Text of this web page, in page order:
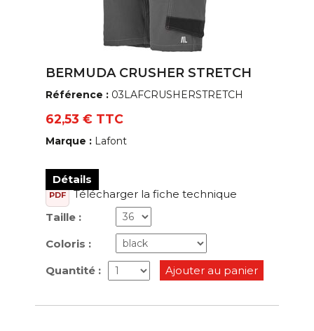
BERMUDA CRUSHER STRETCH
Référence : 03LAFCRUSHERSTRETCH
62,53 € TTC
Marque : Lafont
Détails
PDF
Télécharger la fiche technique
Taille :
Coloris :
Quantité : Ajouter au panier